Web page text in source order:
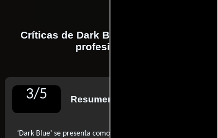
Críticas de Dark Blue realizadas por
profesionales
3/5 Resumen de reseñas
‘Dark Blue’ se presenta como un thriller intenso que,